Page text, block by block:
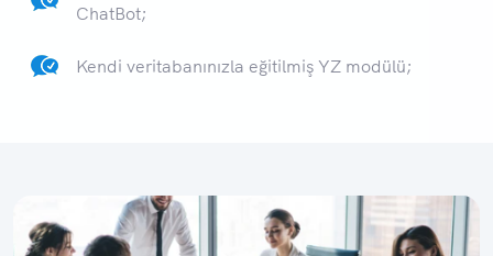
ChatBot;
Kendi veritabanınızla eğitilmiş YZ modülü;